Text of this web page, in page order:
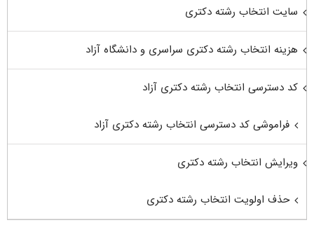
سایت انتخاب رشته دکتری
هزینه انتخاب رشته دکتری سراسری و دانشگاه آزاد
کد دسترسی انتخاب رشته دکتری آزاد
فراموشی کد دسترسی انتخاب رشته دکتری آزاد
ویرایش انتخاب رشته دکتری
حذف اولویت انتخاب رشته دکتری